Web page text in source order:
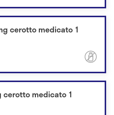
cerotto medicato 1
cerotto medicato 1